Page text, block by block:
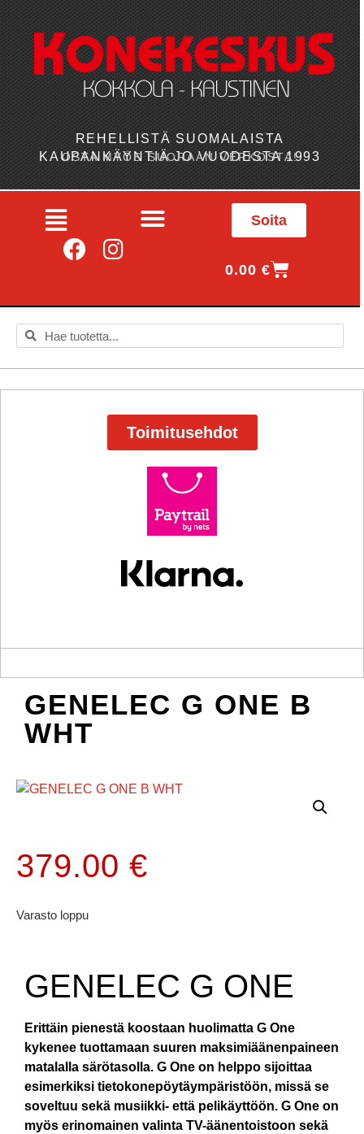
REHELLISTÄ SUOMALAISTA
KAUPANKÄYNTIÄ JO VUODESTA 1993
OSTA MYÖS SUORAAN VERKOSTA!
Soita
0.00€
Toimitusehdot
GENELEC G ONE B
WHT
379.00 €
Varasto loppu
GENELEC G ONE
Erittäin pienestä koostaan huolimatta G One
kykenee tuottamaan suuren maksimiäänenpaineen
matalalla särötasolla. G One on helppo sijoittaa
esimerkiksi tietokonepöytäympäristöön, missä se
soveltuu sekä musiikki- että pelikäyttöön. G One on
myös erinomainen valinta TV-äänentoistoon sekä